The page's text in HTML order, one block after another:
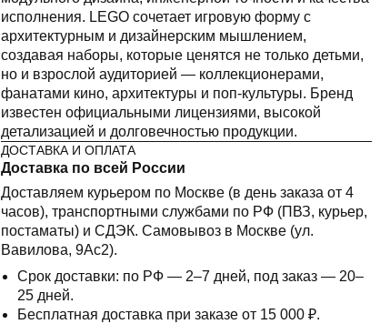
исполнения. LEGO сочетает игровую форму с
архитектурным и дизайнерским мышлением,
создавая наборы, которые ценятся не только детьми,
но и взрослой аудиторией — коллекционерами,
фанатами кино, архитектуры и поп-культуры. Бренд
известен официальными лицензиями, высокой
детализацией и долговечностью продукции.
ДОСТАВКА И ОПЛАТА
Доставка по всей России
Доставляем курьером по Москве (в день заказа от 4
часов), транспортными службами по РФ (ПВЗ, курьер,
постаматы) и СДЭК. Самовывоз в Москве (ул.
Вавилова, 9Ас2).
Срок доставки: по РФ — 2–7 дней, под заказ — 20–
25 дней.
Бесплатная доставка при заказе от 15 000 ₽.